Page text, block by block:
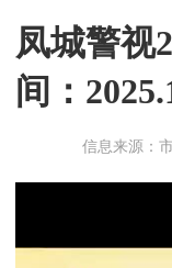
凤城警视
间：
信息来源：